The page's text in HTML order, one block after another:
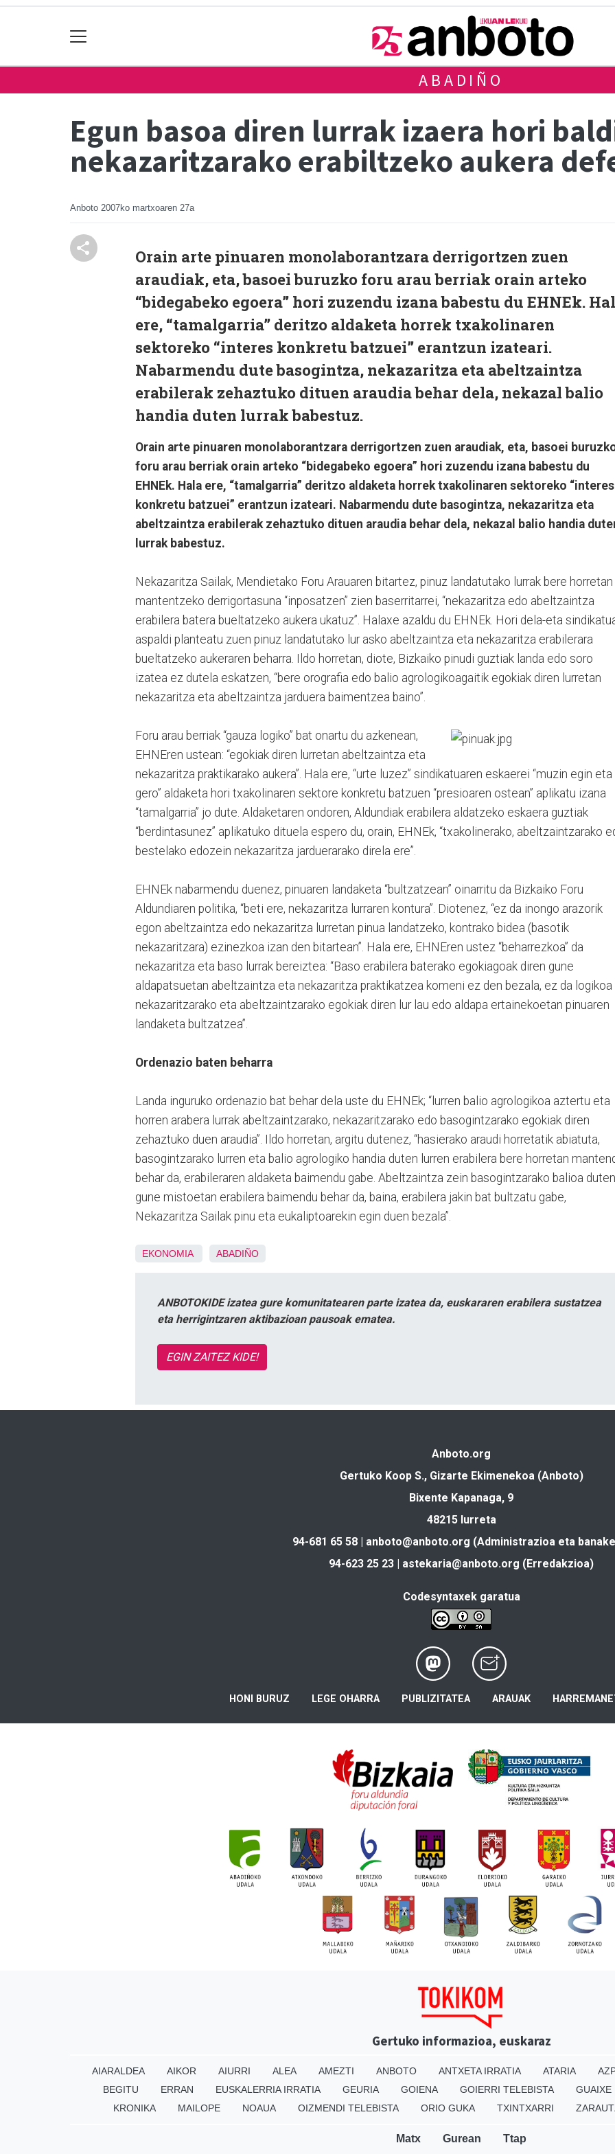
ABADIÑO
Egun basoa diren lurrak izaera hori
nekazaritzarako erabiltzeko aukera
Anboto 2007ko martxoaren 27a
Orain arte pinuaren monolaborantzara derrigortzen zuen
araudiak, eta, basoei buruzko foru arau berriak orain arteko
“bidegabeko egoera” hori zuzendu izana babestu du EHNEk.
ere, “tamalgarria” deritzo aldaketa horrek txakolinaren
sektoreko “interes konkretu batzuei” erantzun izateari.
Nabarmendu dute basogintza, nekazaritza eta abeltzaintza
erabilerak zehaztuko dituen araudia behar dela, nekazal balio
handia duten lurrak babestuz.
Orain arte pinuaren monolaborantzara derrigortzen zuen araudiak, eta, basoei
foru arau berriak orain arteko “bidegabeko egoera” hori zuzendu izana babestu du
EHNEk. Hala ere, “tamalgarria” deritzo aldaketa horrek txakolinaren sektoreko “interes
konkretu batzuei” erantzun izateari. Nabarmendu dute basogintza, nekazaritza eta
abeltzaintza erabilerak zehaztuko dituen araudia behar dela, nekazal balio handia
lurrak babestuz.
Nekazaritza Sailak, Mendietako Foru Arauaren bitartez, pinuz landatutako lurrak bere horretan
mantentzeko derrigortasuna “inposatzen” zien baserritarrei, “nekazaritza edo abeltzaintza
erabilera batera bueltatzeko aukera ukatuz”. Halaxe azaldu du EHNEk. Hori dela-eta
aspaldi planteatu zuen pinuz landatutako lur asko abeltzaintza eta nekazaritza erabilerara
bueltatzeko aukeraren beharra. Ildo horretan, diote, Bizkaiko pinudi guztiak landa edo soro
izatea ez dutela eskatzen, “bere orografia edo balio agrologikoagaitik egokiak diren lurretan
nekazaritza eta abeltzaintza jarduera baimentzea baino”.
Foru arau berriak “gauza logiko” bat onartu du azkenean,
EHNEren ustean: “egokiak diren lurretan abeltzaintza eta
nekazaritza praktikarako aukera”. Hala ere, “urte luzez” sindikatuaren eskaerei “muzin egin eta
gero” aldaketa hori txakolinaren sektore konkretu batzuen “presioaren ostean” aplikatu izana
“tamalgarria” jo dute. Aldaketaren ondoren, Aldundiak erabilera aldatzeko eskaera guztiak
“berdintasunez” aplikatuko dituela espero du, orain, EHNEk, “txakolinerako, abeltzaintzarako
bestelako edozein nekazaritza jarduerarako direla ere”.
EHNEk nabarmendu duenez, pinuaren landaketa “bultzatzean” oinarritu da Bizkaiko Foru
Aldundiaren politika, “beti ere, nekazaritza lurraren kontura”. Diotenez, “ez da inongo arazorik
egon abeltzaintza edo nekazaritza lurretan pinua landatzeko, kontrako bidea (basotik
nekazaritzara) ezinezkoa izan den bitartean”. Hala ere, EHNEren ustez “beharrezkoa” da
nekazaritza eta baso lurrak bereiztea: “Baso erabilera baterako egokiagoak diren gune
aldapatsuetan abeltzaintza eta nekazaritza praktikatzea komeni ez den bezala, ez da logikoa
nekazaritzarako eta abeltzaintzarako egokiak diren lur lau edo aldapa ertainekoetan pinuaren
landaketa bultzatzea”.
Ordenazio baten beharra
Landa inguruko ordenazio bat behar dela uste du EHNEk; “lurren balio agrologikoa aztertu eta
horren arabera lurrak abeltzaintzarako, nekazaritzarako edo basogintzarako egokiak diren
zehaztuko duen araudia”. Ildo horretan, argitu dutenez, “hasierako araudi horretatik abiatuta,
basogintzarako lurren eta balio agrologiko handia duten lurren erabilera bere horretan
behar da, erabileraren aldaketa baimendu gabe. Abeltzaintza zein basogintzarako balioa duten
gune mistoetan erabilera baimendu behar da, baina, erabilera jakin bat bultzatu gabe,
Nekazaritza Sailak pinu eta eukaliptoarekin egin duen bezala”.
EKONOMIA ABADIÑO
ANBOTOKIDE izatea gure komunitatearen parte izatea da, euskararen erabilera sustatzea
eta herrigintzaren aktibazioan pausoak ematea.
EGIN ZAITEZ KIDE!
Anboto.org
Gertuko Koop S., Gizarte Ekimenekoa (Anboto)
Bixente Kapanaga, 9
48215 Iurreta
94-681 65 58 | anboto@anboto.org (Administrazioa eta
94-623 25 23 | astekaria@anboto.org (Erredakzioa)
Codesyntaxek garatua
HONI BURUZ LEGE OHARRA PUBLIZITATEA ARAUAK
Gertuko informazioa, euskaraz
AIARALDEA AIKOR AIURRI ALEA AMEZTI ANBOTO ANTXETA IRRATIA ATARIA
BEGITU
ERRAN EUSKALERRIA IRRATIA GEURIA GOIENA GOIERRI TELEBISTA
GUAIXE
KRONIKA
MAILOPE NOAUA OIZMENDI TELEBISTA ORIO GUKA TXINTXARRI
Matx Gurean Ttap